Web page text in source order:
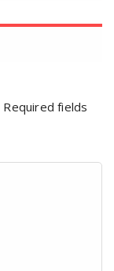
Required fields